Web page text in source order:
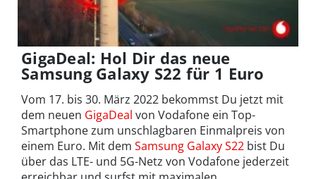
GigaDeal: Hol Dir das neue
Samsung Galaxy S22 für 1 Euro
Vom 17. bis 30. März 2022 bekommst Du jetzt mit
dem neuen GigaDeal von Vodafone ein Top-
Smartphone zum unschlagbaren Einmalpreis von
einem Euro. Mit dem Samsung Galaxy S22 bist Du
über das LTE- und 5G-Netz von Vodafone jederzeit